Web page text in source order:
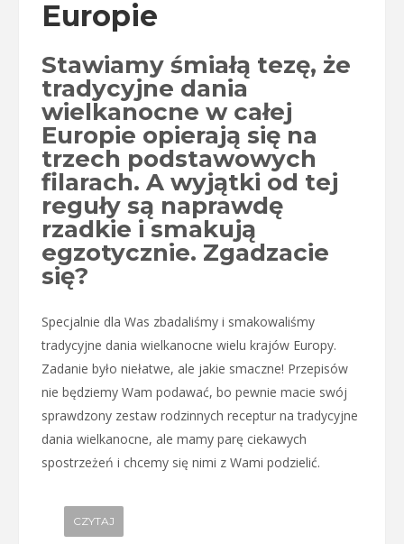
Europie
Stawiamy śmiałą tezę, że
tradycyjne dania
wielkanocne w całej
Europie opierają się na
trzech podstawowych
filarach. A wyjątki od tej
reguły są naprawdę
rzadkie i smakują
egzotycznie. Zgadzacie
się?
Specjalnie dla Was zbadaliśmy i smakowaliśmy
tradycyjne dania wielkanocne wielu krajów Europy.
Zadanie było niełatwe, ale jakie smaczne! Przepisów
nie będziemy Wam podawać, bo pewnie macie swój
sprawdzony zestaw rodzinnych receptur na tradycyjne
dania wielkanocne, ale mamy parę ciekawych
spostrzeżeń i chcemy się nimi z Wami podzielić.
CZYTAJ